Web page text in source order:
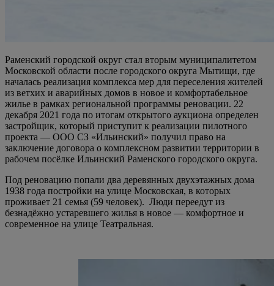
Раменский городской округ стал вторым муниципалитетом
Московской области после городского округа Мытищи, где
началась реализация комплекса мер для переселения жителей
из ветхих и аварийных домов в новое и комфортабельное
жилье в рамках региональной программы реновации. 22
декабря 2021 года по итогам открытого аукциона определен
застройщик, который приступит к реализации пилотного
проекта — ООО СЗ «Ильинский» получил право на
заключение договора о комплексном развитии территории в
рабочем посёлке Ильинский Раменского городского округа.
Под реновацию попали два деревянных двухэтажных дома
1938 года постройки на улице Московская, в которых
проживает 21 семья (59 человек). Люди переедут из
безнадёжно устаревшего жилья в новое — комфортное и
современное на улице Театральная.